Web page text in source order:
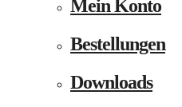
Mein Konto
Bestellungen
Downloads